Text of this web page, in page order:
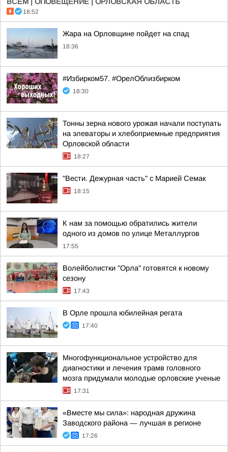
18:52
Жара на Орловщине пойдет на спад
18:36
#Избирком57. #ОрелОблизбирком
18:30
Тонны зерна нового урожая начали поступать
на элеваторы и хлебоприемные предприятия
Орловской области
18:27
"Вести. Дежурная часть" с Марией Семак
18:15
К нам за помощью обратились жители
одного из домов по улице Металлургов
17:55
Волейболистки "Орла" готовятся к новому
сезону
17:43
В Орле прошла юбилейная регата
17:40
Многофункциональное устройство для
диагностики и лечения трамв головного
мозга придумали молодые орловские ученые
17:31
«Вместе мы сила»: народная дружина
Заводского района — лучшая в регионе
17:26